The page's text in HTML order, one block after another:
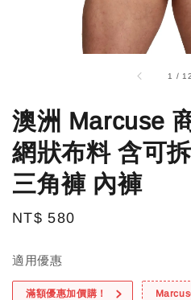
1 / 12
澳洲 Marcuse
網狀布料 含可
三角褲 內褲
Regular
NT$ 580
適用優惠
滿額優惠加價購！